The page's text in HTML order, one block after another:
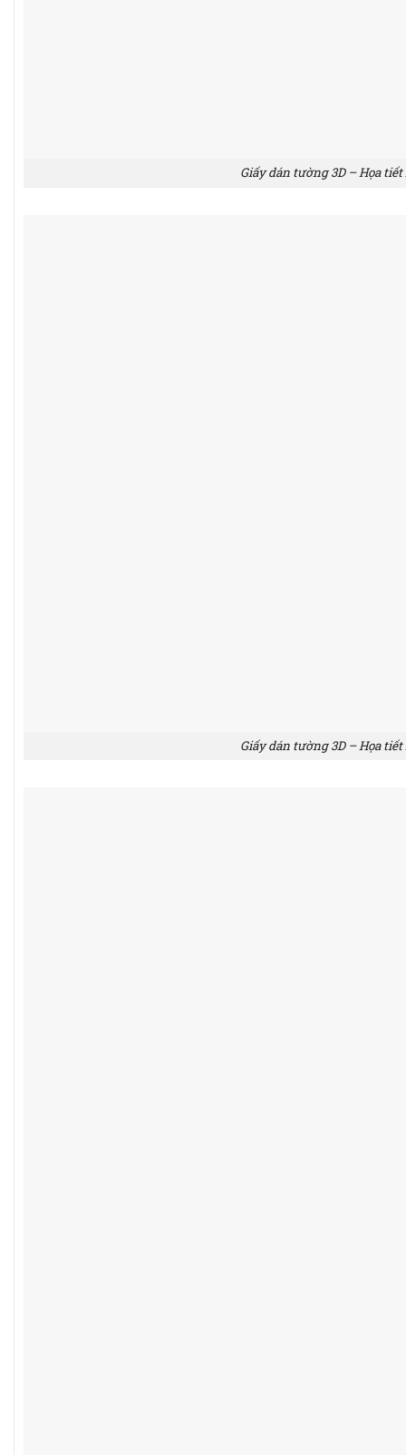
Giấy dán tường 3D – Họa tiết
Giấy dán tường 3D – Họa tiết